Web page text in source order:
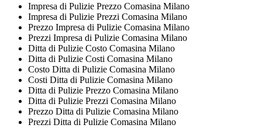
Impresa di Pulizie Prezzo Comasina Milano
Impresa di Pulizie Prezzi Comasina Milano
Prezzo Impresa di Pulizie Comasina Milano
Prezzi Impresa di Pulizie Comasina Milano
Ditta di Pulizie Costo Comasina Milano
Ditta di Pulizie Costi Comasina Milano
Costo Ditta di Pulizie Comasina Milano
Costi Ditta di Pulizie Comasina Milano
Ditta di Pulizie Prezzo Comasina Milano
Ditta di Pulizie Prezzi Comasina Milano
Prezzo Ditta di Pulizie Comasina Milano
Prezzi Ditta di Pulizie Comasina Milano